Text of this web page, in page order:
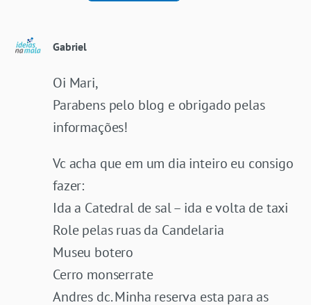
Gabriel
Oi Mari,
Parabens pelo blog e obrigado pelas
informações!
Vc acha que em um dia inteiro eu consigo
fazer:
Ida a Catedral de sal – ida e volta de taxi
Role pelas ruas da Candelaria
Museu botero
Cerro monserrate
Andres dc. Minha reserva esta para as